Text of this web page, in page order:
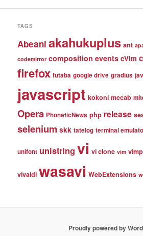
TAGS
Abeani akahukuplus ant
codemirror composition events cVim
firefox futaba google drive gradius
javascript kokoni mecab
Opera PhoneticNews php release
selenium skk tatelog terminal
unifont unistring vi vi clone vim
vivaldi wasavi WebExtensions
Proudly powered by